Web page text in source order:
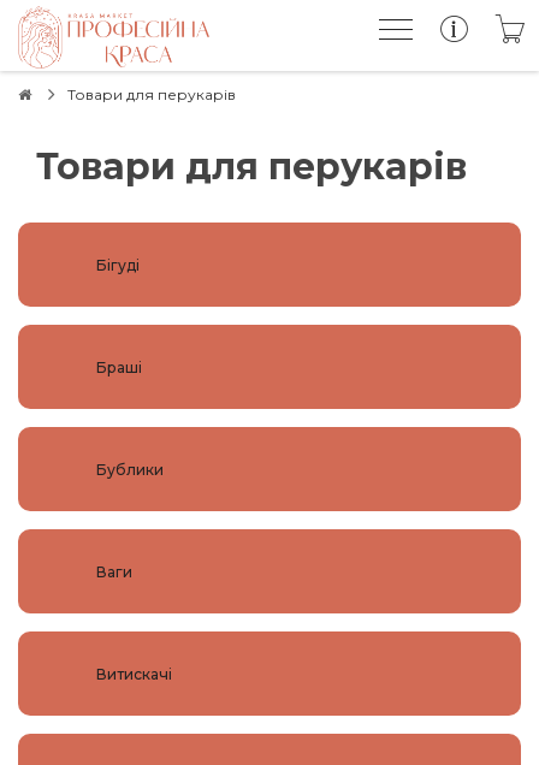
Товари для перукарів
Товари для перукарів
Бігуді
Браші
Бублики
Ваги
Витискачі